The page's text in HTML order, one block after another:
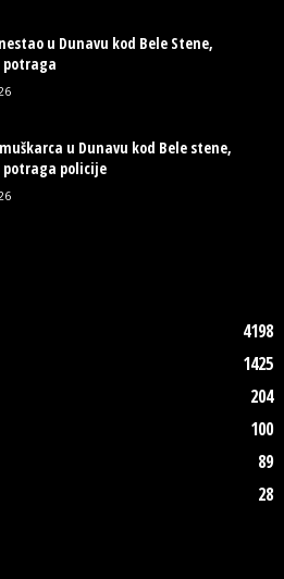
u Dunavu kod Bele Stene,
u Dunavu kod Bele stene,
policije
4198
1425
204
100
89
28